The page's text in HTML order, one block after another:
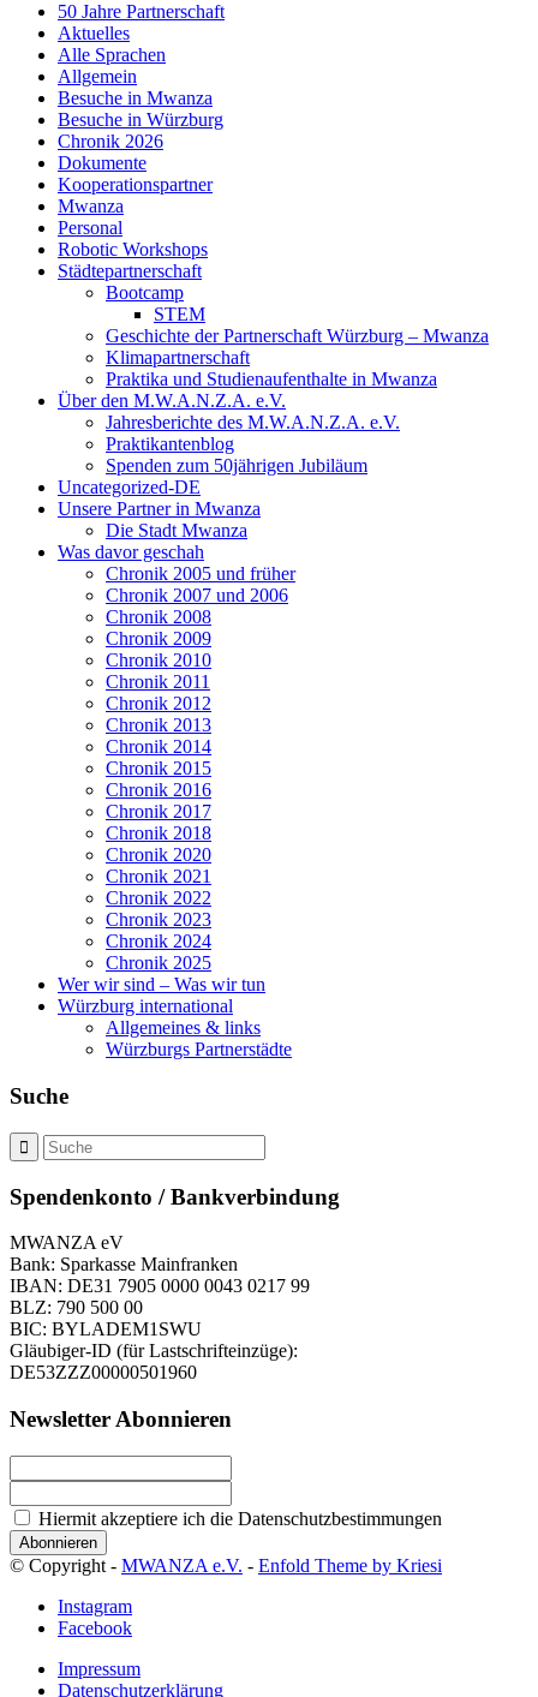
50 Jahre Partnerschaft
Aktuelles
Alle Sprachen
Allgemein
Besuche in Mwanza
Besuche in Würzburg
Chronik 2026
Dokumente
Kooperationspartner
Mwanza
Personal
Robotic Workshops
Städtepartnerschaft
Bootcamp
STEM
Geschichte der Partnerschaft Würzburg – Mwanza
Klimapartnerschaft
Praktika und Studienaufenthalte in Mwanza
Über den M.W.A.N.Z.A. e.V.
Jahresberichte des M.W.A.N.Z.A. e.V.
Praktikantenblog
Spenden zum 50jährigen Jubiläum
Uncategorized-DE
Unsere Partner in Mwanza
Die Stadt Mwanza
Was davor geschah
Chronik 2005 und früher
Chronik 2007 und 2006
Chronik 2008
Chronik 2009
Chronik 2010
Chronik 2011
Chronik 2012
Chronik 2013
Chronik 2014
Chronik 2015
Chronik 2016
Chronik 2017
Chronik 2018
Chronik 2020
Chronik 2021
Chronik 2022
Chronik 2023
Chronik 2024
Chronik 2025
Wer wir sind – Was wir tun
Würzburg international
Allgemeines & links
Würzburgs Partnerstädte
Suche
Spendenkonto / Bankverbindung
MWANZA eV
Bank: Sparkasse Mainfranken
IBAN: DE31 7905 0000 0043 0217 99
BLZ: 790 500 00
BIC: BYLADEM1SWU
Gläubiger-ID (für Lastschrifteinzüge):
DE53ZZZ00000501960
Newsletter Abonnieren
Hiermit akzeptiere ich die Datenschutzbestimmungen
© Copyright - MWANZA e.V. - Enfold Theme by Kriesi
Instagram
Facebook
Impressum
Datenschutzerklärung